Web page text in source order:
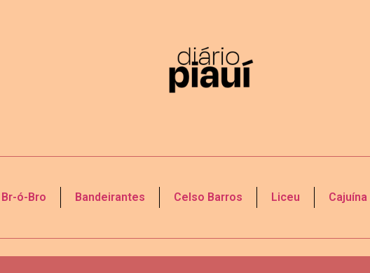
Br-ó-Bro Bandeirantes Celso Barros Liceu Cajuína